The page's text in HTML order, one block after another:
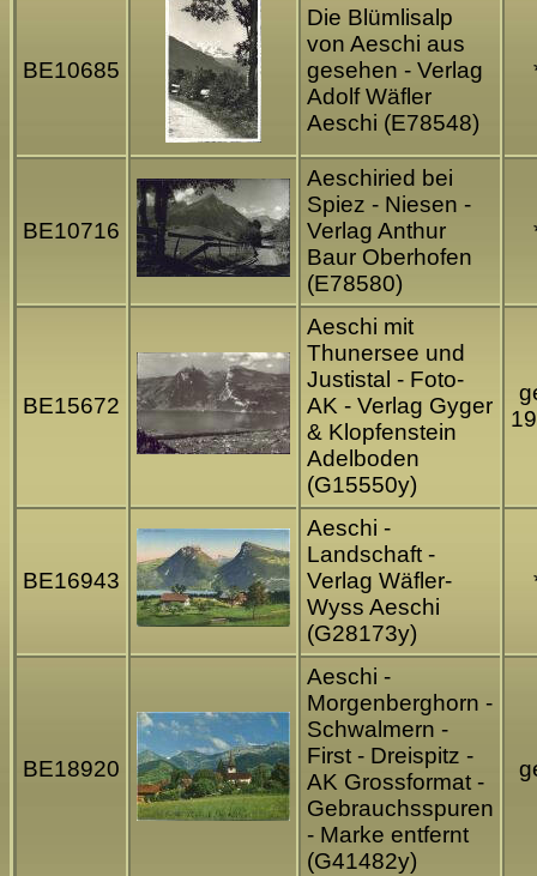
BE10685
Die Blümlisalp
von Aeschi aus
gesehen - Verlag
Adolf Wäfler
Aeschi (E78548)
BE10716
Aeschiried bei
Spiez - Niesen -
Verlag Anthur
Baur Oberhofen
(E78580)
BE15672
Aeschi mit
Thunersee und
Justistal - Foto-
AK - Verlag Gyger
& Klopfenstein
Adelboden
(G15550y)
BE16943
Aeschi -
Landschaft -
Verlag Wäfler-
Wyss Aeschi
(G28173y)
BE18920
Aeschi -
Morgenberghorn -
Schwalmern -
First - Dreispitz -
AK Grossformat -
Gebrauchsspuren
- Marke entfernt
(G41482y)